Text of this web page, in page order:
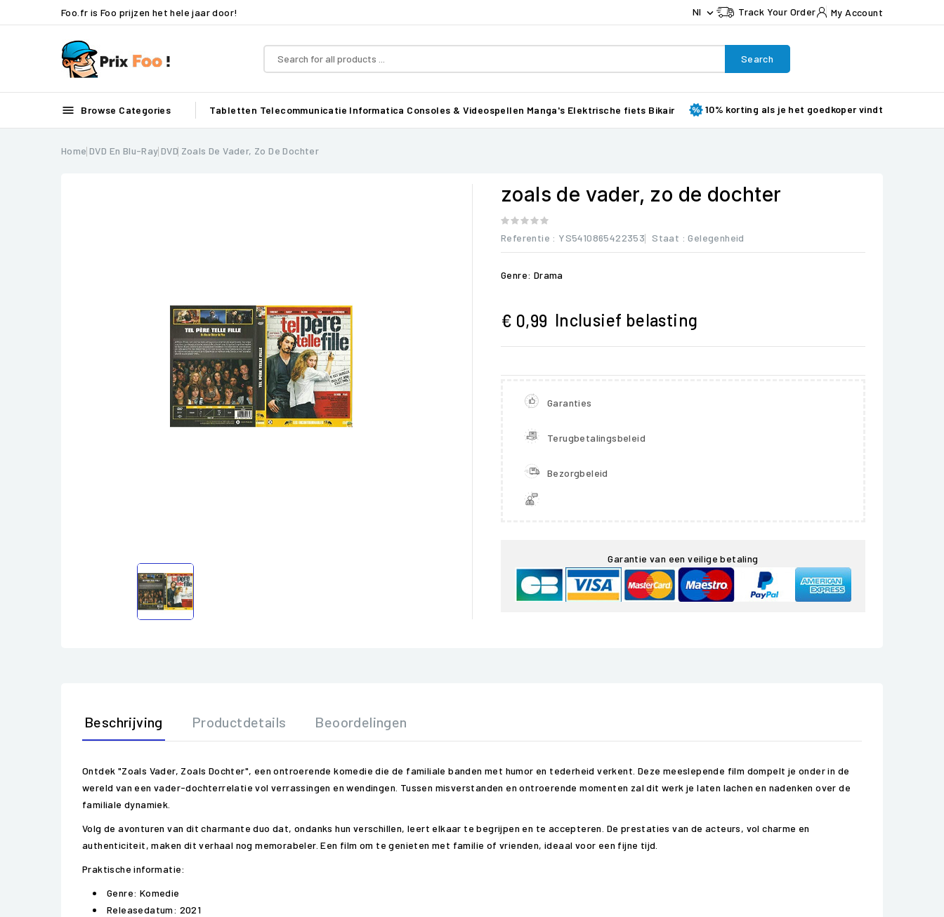
Foo.fr is Foo prijzen het hele jaar door! Nl  Track Your Order My Account
Search
 Browse Categories Tabletten Telecommunicatie Informatica Consoles & Videospellen Manga's Elektrische fiets Bikair 10% korting als je het goedkoper vindt
Home DVD En Blu-Ray DVD Zoals De Vader, Zo De Dochter
zoals de vader, zo de dochter
Referentie : YS5410865422353 Staat : Gelegenheid
Genre: Drama
€ 0,99 Inclusief belasting
Garanties
Terugbetalingsbeleid
Bezorgbeleid
Garantie van een veilige betaling
Beschrijving Productdetails Beoordelingen
Ontdek "Zoals Vader, Zoals Dochter", een ontroerende komedie die de familiale banden met humor en tederheid verkent. Deze meeslepende film dompelt je onder in de
wereld van een vader-dochterrelatie vol verrassingen en wendingen. Tussen misverstanden en ontroerende momenten zal dit werk je laten lachen en nadenken over de
familiale dynamiek.
Volg de avonturen van dit charmante duo dat, ondanks hun verschillen, leert elkaar te begrijpen en te accepteren. De prestaties van de acteurs, vol charme en
authenticiteit, maken dit verhaal nog memorabeler. Een film om te genieten met familie of vrienden, ideaal voor een fijne tijd.
Praktische informatie:
Genre: Komedie
Releasedatum: 2021